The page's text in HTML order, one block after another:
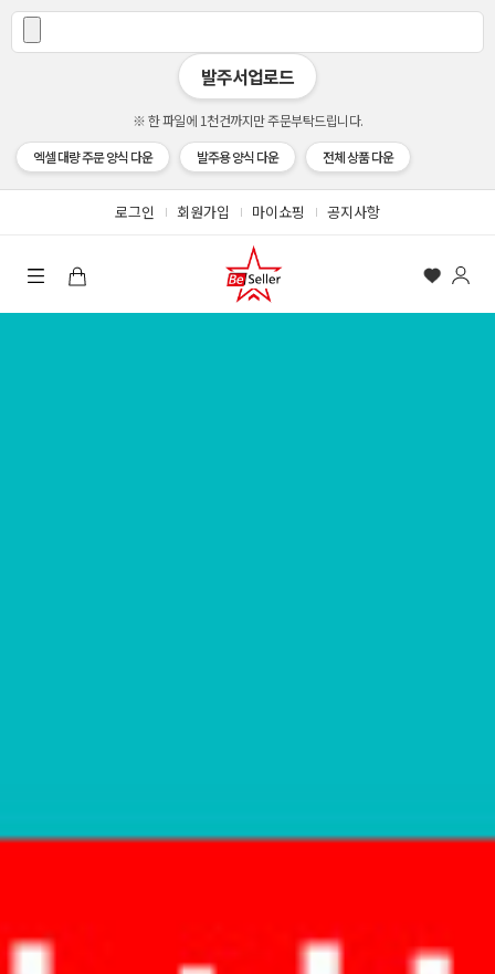
발주서업로드
※ 한 파일에 1천건까지만 주문부탁드립니다.
엑셀 대량 주문 양식 다운
발주용 양식 다운 전체 상품 다운
로그인 회원가입 마이쇼핑 공지사항